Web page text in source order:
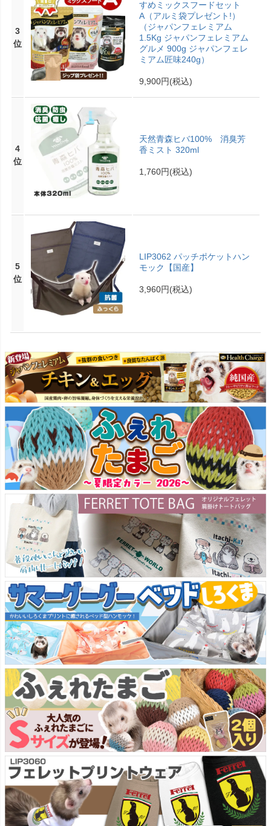
3
位
すめミックスフードセット
A（アルミ袋プレゼント!）
（ジャパンフェレミアム
1.5Kg ジャパンフェレミアム
グルメ 900g ジャパンフェレ
ミアム匠味240g）
9,900円(税込)
4
位
天然青森ヒバ100% 消臭芳
香ミスト 320ml
1,760円(税込)
5
位
LIP3062 パッチポケットハン
モック【国産】
3,960円(税込)